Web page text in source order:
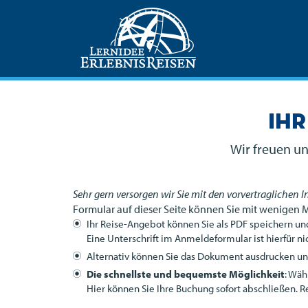
Ihr
Wir freuen
Sehr gern versorgen wir Sie mit den vorvertraglichen
Formular auf dieser Seite können Sie mit wenigen
Ihr Reise-Angebot können Sie als PDFspeichern
Eine Unterschrift im Anmeldeformular ist hierfür
Alternativ können Sie das Dokument ausdrucken
Die schnellste und bequemste Möglichkeit:
Hier können Sie Ihre Buchung sofort abschließen.